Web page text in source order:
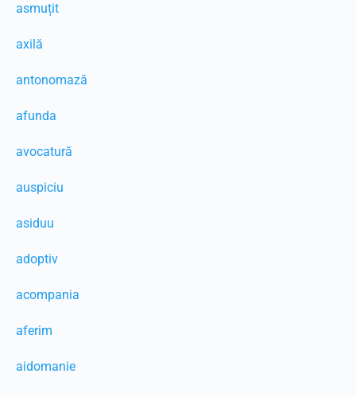
asmuțit
axilă
antonomază
afunda
avocatură
auspiciu
asiduu
adoptiv
acompania
aferim
aidomanie